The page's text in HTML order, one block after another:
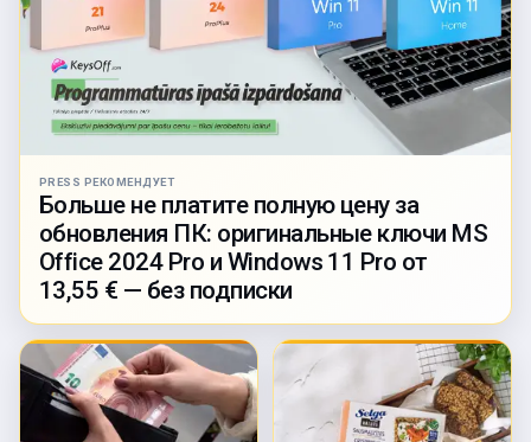
PRESS РЕКОМЕНДУЕТ
Больше не платите полную цену за
обновления ПК: оригинальные ключи MS
Office 2024 Pro и Windows 11 Pro от
13,55 € — без подписки